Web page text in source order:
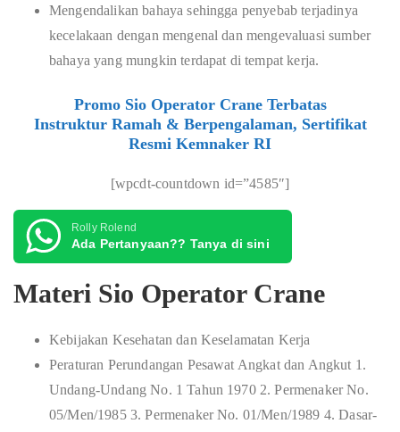
Mengendalikan bahaya sehingga penyebab terjadinya
kecelakaan dengan mengenal dan mengevaluasi sumber
bahaya yang mungkin terdapat di tempat kerja.
Promo Sio Operator Crane Terbatas
Instruktur Ramah & Berpengalaman, Sertifikat
Resmi Kemnaker RI
[wpcdt-countdown id=”4585″]
Rolly Rolend
Ada Pertanyaan?? Tanya di sini
Materi Sio Operator Crane
Kebijakan Kesehatan dan Keselamatan Kerja
Peraturan Perundangan Pesawat Angkat dan Angkut 1.
Undang-Undang No. 1 Tahun 1970 2. Permenaker No.
05/Men/1985 3. Permenaker No. 01/Men/1989 4. Dasar-